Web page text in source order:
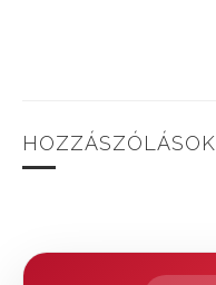
HOZZÁSZÓLÁSOK